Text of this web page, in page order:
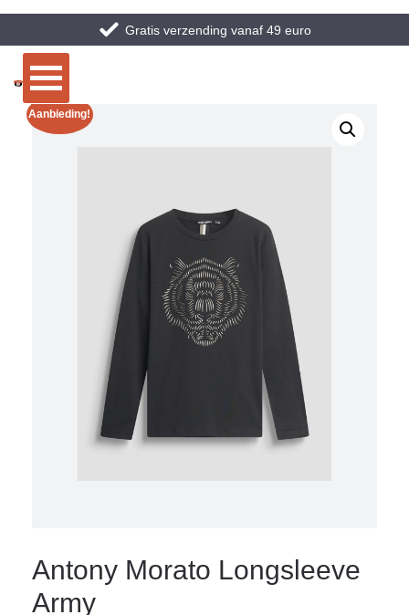
Gratis verzending vanaf 49 euro
Aanbieding!
Antony Morato Longsleeve
Army